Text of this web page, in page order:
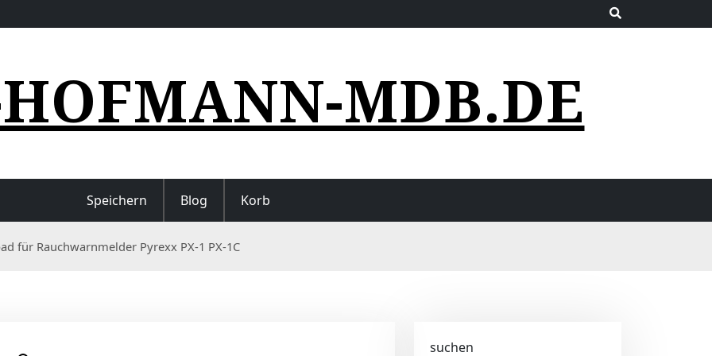
MDB.DE
Speichern Blog Korb
für Rauchwarnmelder Pyrexx PX-1 PX-1C
suchen